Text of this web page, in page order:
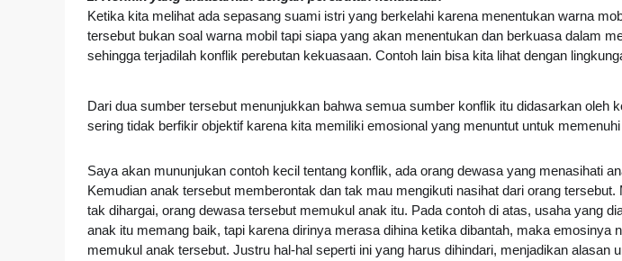
Ketika kita melihat ada sepasang suami istri yang berkelahi karena menentukan warna
tersebut bukan soal warna mobil tapi siapa yang akan menentukan dan berkuasa dalam
sehingga terjadilah konflik perebutan kekuasaan. Contoh lain bisa kita lihat dengan
Dari dua sumber tersebut menunjukkan bahwa semua sumber konflik itu didasarkan oleh
sering tidak berfikir objektif karena kita memiliki emosional yang menuntut untuk
Saya akan mununjukan contoh kecil tentang konflik, ada orang dewasa yang menasihati
Kemudian anak tersebut memberontak dan tak mau mengikuti nasihat dari orang tersebut.
tak dihargai, orang dewasa tersebut memukul anak itu. Pada contoh di atas, usaha yang
anak itu memang baik, tapi karena dirinya merasa dihina ketika dibantah, maka emosinya
memukul anak tersebut. Justru hal-hal seperti ini yang harus dihindari, menjadikan alasan